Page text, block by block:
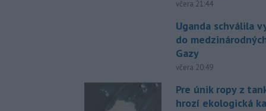
včera 21:44
Uganda schválila
do
Gazy
včera 20:49
Pre únik ropy z
hrozí ekologická